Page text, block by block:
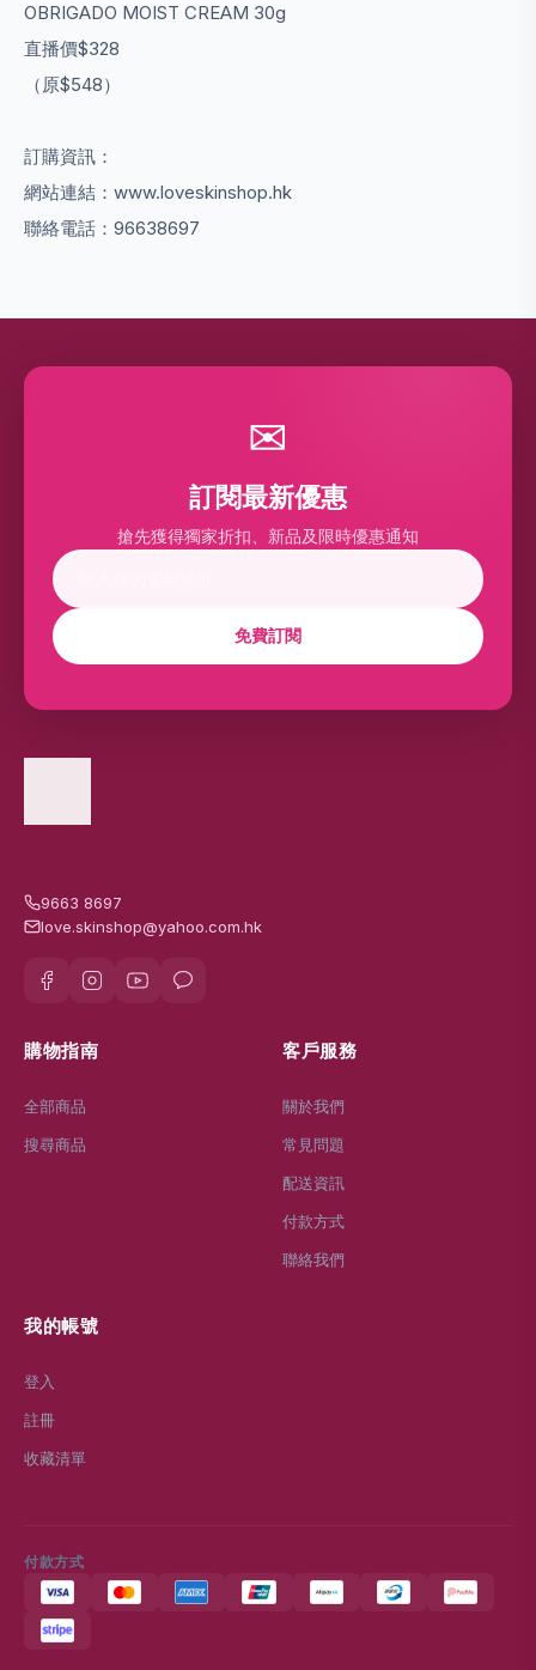
OBRIGADO MOIST CREAM 30g
直播價$328
（原$548）
訂購資訊：
網站連結：www.loveskinshop.hk
聯絡電話：96638697
✉
訂閱最新優惠
搶先獲得獨家折扣、新品及限時優惠通知
免費訂閱
9663 8697
love.skinshop@yahoo.com.hk
購物指南
全部商品
搜尋商品
客戶服務
關於我們
常見問題
配送資訊
付款方式
聯絡我們
我的帳號
登入
註冊
收藏清單
付款方式